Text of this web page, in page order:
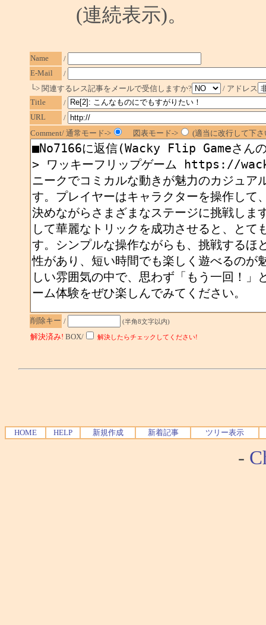
(連続表示)。
Name
/
E-Mail
/
└> 関連するレス記事をメールで受信しますか?
/ アドレス
Title
/
URL
/
Comment/ 通常モード->
図表モード-> (適当に改行して下
削除キー / (半角8文字以内)
解決済み! BOX/ 解決したらチェックしてください!
HOME HELP 新規作成 新着記事 ツリー表示
-